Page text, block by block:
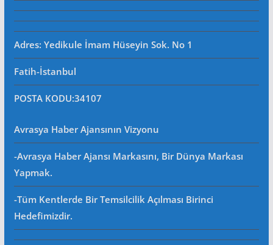
Adres: Yedikule İmam Hüseyin Sok. No 1
Fatih-İstanbul
POSTA KODU:34107
Avrasya Haber Ajansının Vizyonu
-Avrasya Haber Ajansı Markasını, Bir Dünya Markası
Yapmak.
-Tüm Kentlerde Bir Temsilcilik Açılması Birinci
Hedefimizdir.